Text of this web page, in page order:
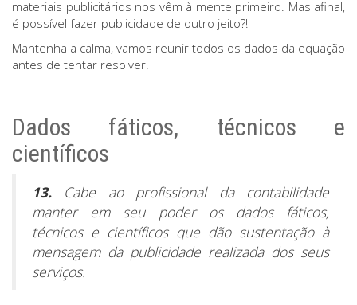
materiais publicitários nos vêm à mente primeiro. Mas afinal,
é possível fazer publicidade de outro jeito?!
Mantenha a calma, vamos reunir todos os dados da equação
antes de tentar resolver.
Dados fáticos, técnicos e
científicos
13. Cabe ao profissional da contabilidade
manter em seu poder os dados fáticos,
técnicos e científicos que dão sustentação à
mensagem da publicidade realizada dos seus
serviços.